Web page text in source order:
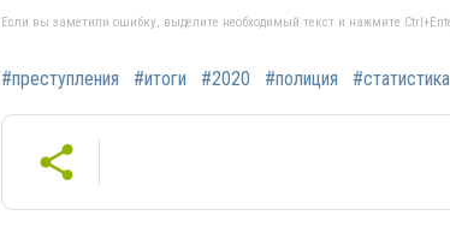
Если вы заметили ошибку, выделите необходимый текст и нажмите
#преступления #итоги #2020 #полиция #статистика